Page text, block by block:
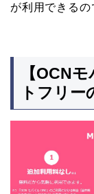
が利用できるの
【OCN
トフリー